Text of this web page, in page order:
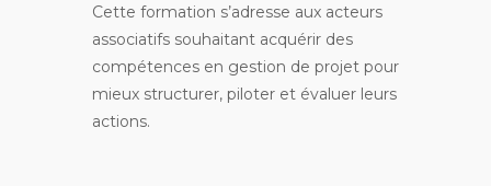
Cette formation s’adresse aux acteurs
associatifs souhaitant acquérir des
compétences en gestion de projet pour
mieux structurer, piloter et évaluer leurs
actions.